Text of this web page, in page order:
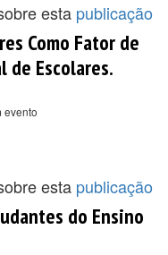
esta publicação
Como Fator de
de Escolares.
evento
esta publicação
do Ensino